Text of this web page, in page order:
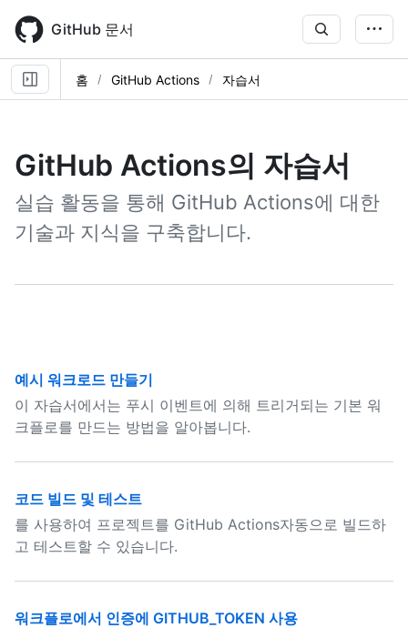
main
content
GitHub 문서
홈 GitHub Actions 자습서
GitHub Actions의 자습서
실습 활동을 통해 GitHub Actions에 대한
기술과 지식을 구축합니다.
예시 워크로드 만들기
이 자습서에서는 푸시 이벤트에 의해 트리거되는 기본 워
크플로를 만드는 방법을 알아봅니다.
코드 빌드 및 테스트
를 사용하여 프로젝트를 GitHub Actions자동으로 빌드하
고 테스트할 수 있습니다.
워크플로에서 인증에 GITHUB_TOKEN 사용